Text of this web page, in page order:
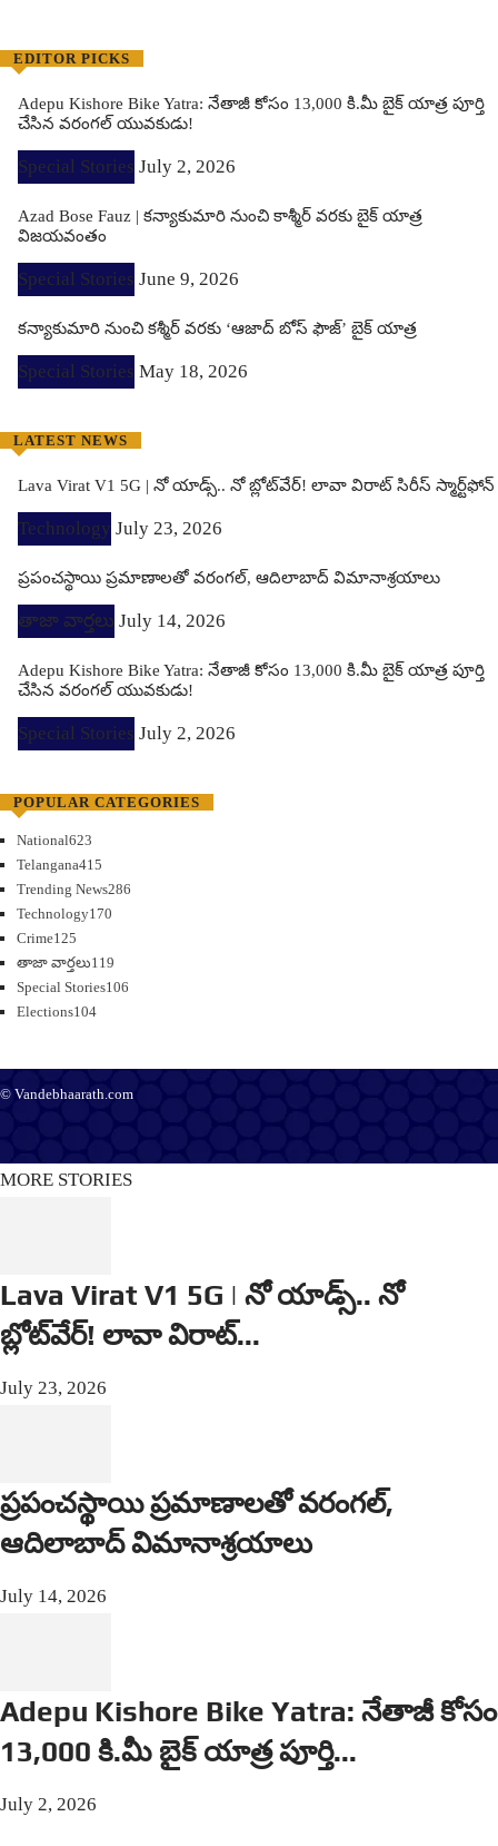
EDITOR PICKS
Adepu Kishore Bike Yatra: నేతాజీ కోసం 13,000 కి.మీ బైక్ యాత్ర పూర్తి
చేసిన వరంగల్ యువకుడు!
Special Stories July 2, 2026
Azad Bose Fauz | కన్యాకుమారి నుంచి కాశ్మీర్ వరకు బైక్ యాత్ర
విజయవంతం
Special Stories June 9, 2026
కన్యాకుమారి నుంచి కశ్మీర్ వరకు ‘ఆజాద్ బోస్ ఫౌజ్’ బైక్ యాత్ర
Special Stories May 18, 2026
LATEST NEWS
Lava Virat V1 5G | నో యాడ్స్.. నో బ్లోట్‌వేర్! లావా విరాట్ సిరీస్ స్మార్ట్‌ఫోన్​
Technology July 23, 2026
ప్రపంచస్థాయి ప్రమాణాలతో వరంగల్, ఆదిలాబాద్ విమానాశ్రయాలు
తాజా వార్తలు July 14, 2026
Adepu Kishore Bike Yatra: నేతాజీ కోసం 13,000 కి.మీ బైక్ యాత్ర పూర్తి
చేసిన వరంగల్ యువకుడు!
Special Stories July 2, 2026
POPULAR CATEGORIES
National623
Telangana415
Trending News286
Technology170
Crime125
తాజా వార్తలు119
Special Stories106
Elections104
© Vandebhaarath.com
MORE STORIES
Lava Virat V1 5G | నో యాడ్స్.. నో
బ్లోట్‌వేర్! లావా విరాట్...
July 23, 2026
ప్రపంచస్థాయి ప్రమాణాలతో వరంగల్,
ఆదిలాబాద్ విమానాశ్రయాలు
July 14, 2026
Adepu Kishore Bike Yatra: నేతాజీ కోసం
13,000 కి.మీ బైక్ యాత్ర పూర్తి...
July 2, 2026